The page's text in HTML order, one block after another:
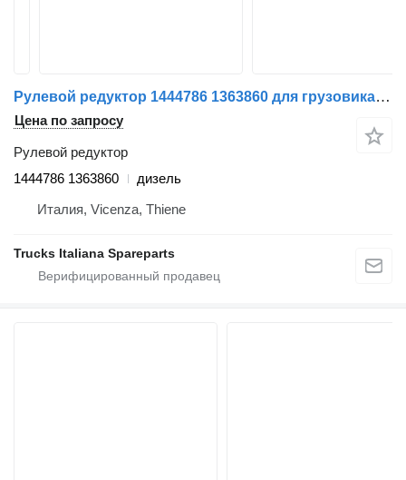
Рулевой редуктор 1444786 1363860 для грузовика DAF XF105
Цена по запросу
Рулевой редуктор
1444786 1363860
дизель
Италия, Vicenza, Thiene
Trucks Italiana Spareparts